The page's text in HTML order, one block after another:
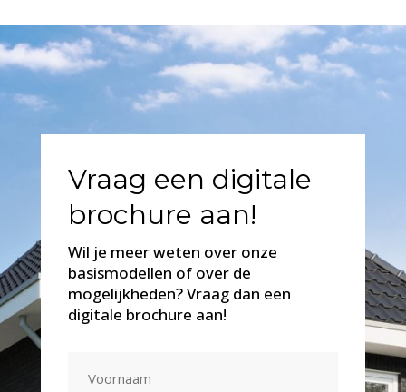
Vraag een digitale
brochure aan!
Wil je meer weten over onze
basismodellen of over de
mogelijkheden? Vraag dan een
digitale brochure aan!
(Vereist)